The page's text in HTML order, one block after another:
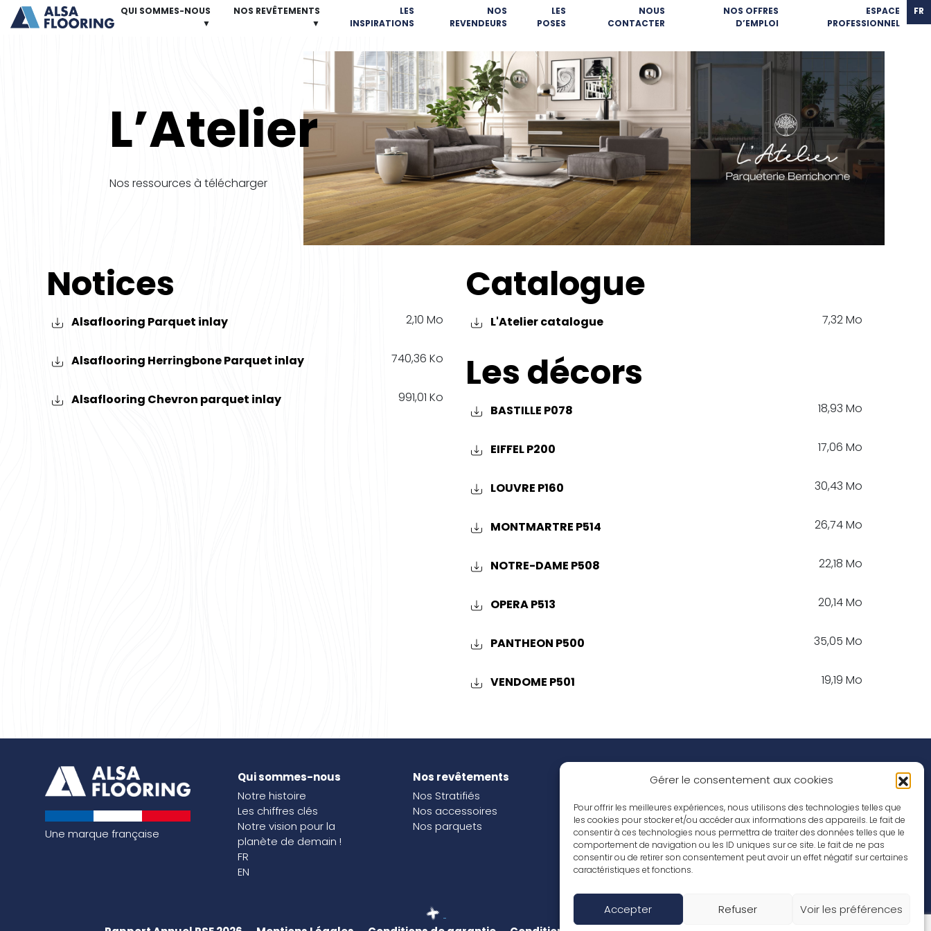
Gérer le consentement aux cookies
Pour offrir les meilleures expériences, nous utilisons des technologies telles que
les cookies pour stocker et/ou accéder aux informations des appareils. Le fait de
consentir à ces technologies nous permettra de traiter des données telles que le
comportement de navigation ou les ID uniques sur ce site. Le fait de ne pas
consentir ou de retirer son consentement peut avoir un effet négatif sur certaines
caractéristiques et fonctions.
Accepter Refuser Voir les préférences
QUI SOMMES-NOUS
▼
NOS REVÊTEMENTS
▼
LES
INSPIRATIONS
NOS
REVENDEURS
LES
POSES
NOUS
CONTACTER
NOS OFFRES
D’EMPLOI
ESPACE
PROFESSIONNEL
FR
L’Atelier
Nos ressources à télécharger
Notices
Alsaflooring Parquet inlay 2,10 Mo
Alsaflooring Herringbone Parquet inlay 740,36 Ko
Alsaflooring Chevron parquet inlay 991,01 Ko
Catalogue
L'Atelier catalogue 7,32 Mo
Les décors
BASTILLE P078 18,93 Mo
EIFFEL P200 17,06 Mo
LOUVRE P160 30,43 Mo
MONTMARTRE P514 26,74 Mo
NOTRE-DAME P508 22,18 Mo
OPERA P513 20,14 Mo
PANTHEON P500 35,05 Mo
VENDOME P501 19,19 Mo
Une marque française
Qui sommes-nous
Notre histoire
Les chiffres clés
Notre vision pour la
planète de demain !
FR
EN
Nos revêtements
Nos Stratifiés
Nos accessoires
Nos parquets
Nos inspirations